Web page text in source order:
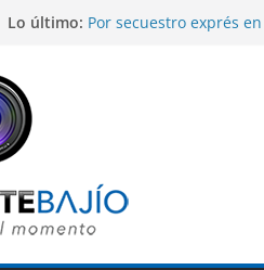
Lo último: Por secuestro exprés
Guanajuato analizará
Preparatorias
estudios.